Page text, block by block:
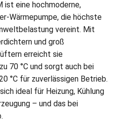
ist eine hochmoderne,
Wärmepumpe, die höchste
vereint. Mit
und groß
erreicht sie
70 °C und sorgt auch bei
°C für zuverlässigen Betrieb.
ideal für Heizung, Kühlung
– und das bei